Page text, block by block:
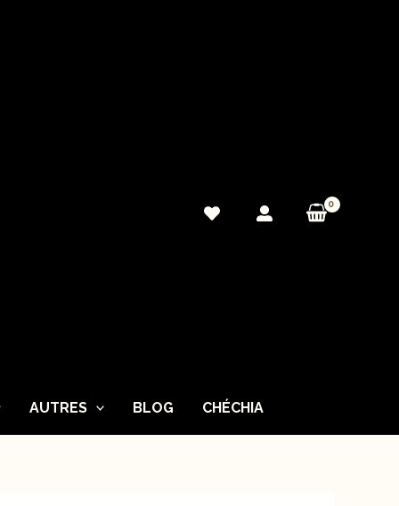
AUTRES BLOG CHÉCHIA